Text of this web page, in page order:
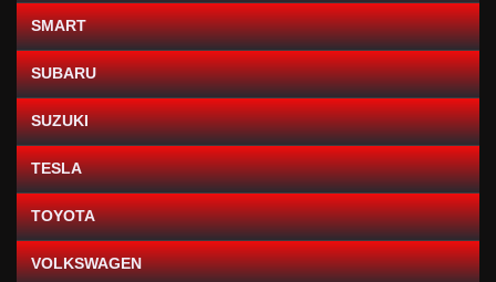
SMART
SUBARU
SUZUKI
TESLA
TOYOTA
VOLKSWAGEN